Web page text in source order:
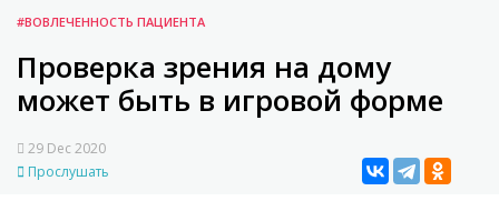
#ВОВЛЕЧЕННОСТЬ ПАЦИЕНТА
Проверка зрения на дому
может быть в игровой форме
29 Dec 2020
Прослушать